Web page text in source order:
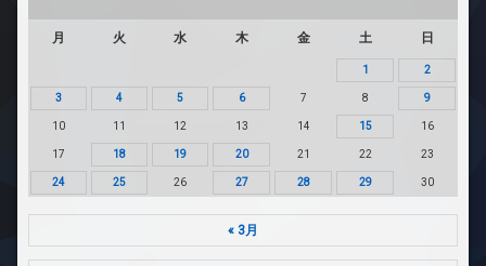
月 火 水 木 金 土 日
1 2
3 4 5 6 7 8 9
10 11 12 13 14 15 16
17 18 19 20 21 22 23
24 25 26 27 28 29 30
« 3月